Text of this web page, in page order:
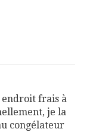
endroit frais à
je la
congélateur